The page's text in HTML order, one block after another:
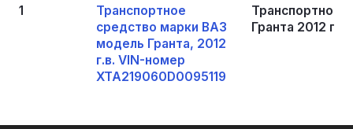
1
Транспортное
средство марки ВАЗ
модель Гранта, 2012
г.в. VIN-номер
XTA219060D0095119
Транспортное
Гранта 2012